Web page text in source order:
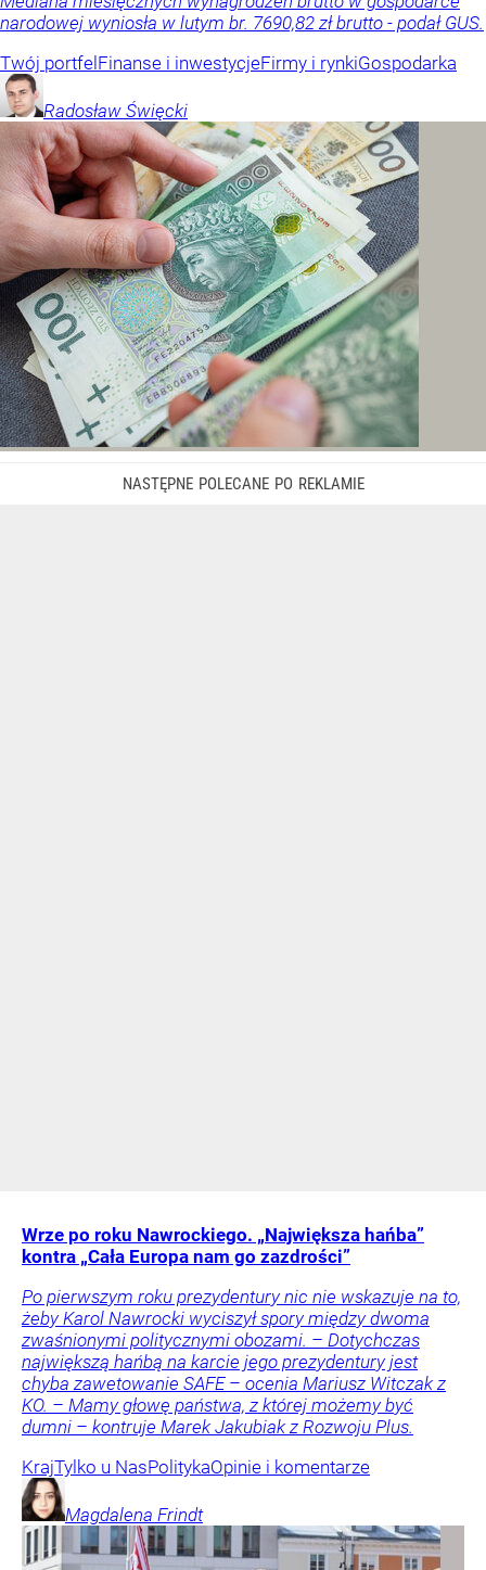
narodowej wyniosła w lutym br. 7690,82 zł brutto - podał GUS.
Twój portfel Finanse i inwestycjeFirmy i rynkiGospodarka
Radosław Święcki
Wrze po roku Nawrockiego. „Największa hańba”
kontra „Cała Europa nam go zazdrości”
Po pierwszym roku prezydentury nic nie wskazuje na to,
żeby Karol Nawrocki wyciszył spory między dwoma
zwaśnionymi politycznymi obozami. – Dotychczas
największą hańbą na karcie jego prezydentury jest
chyba zawetowanie SAFE – ocenia Mariusz Witczak z
KO. – Mamy głowę państwa, z której możemy być
dumni – kontruje Marek Jakubiak z Rozwoju Plus.
KrajTylko u NasPolitykaOpinie i komentarze
Magdalena Frindt